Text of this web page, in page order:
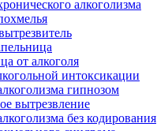
алкоголизма
от алкоголя
интоксикации
гипнозом
вытрезвление
без кодирования